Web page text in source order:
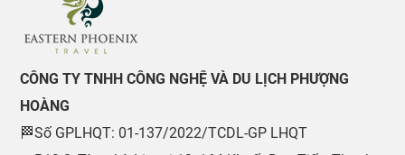
CÔNG TY TNHH CÔNG NGHỆ VÀ DU LỊCH PHƯỢNG
HOÀNG
🏁Số GPLHQT: 01-137/2022/TCDL-GP LHQT